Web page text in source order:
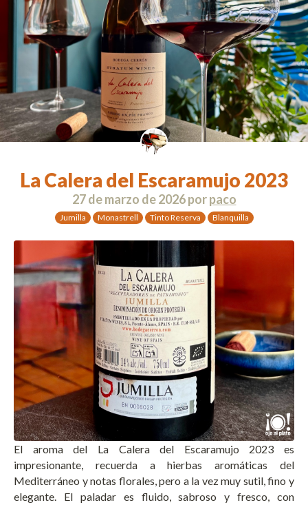
La Calera del Escaramujo 2023
27 de marzo de 2026porpaco
Jumilla Monastrell Tinto Reserva Blanquilla
El aroma del La Calera del Escaramujo 2023 es
impresionante, recuerda a hierbas aromáticas del
Mediterráneo y notas florales, pero a la vez muy sutil, fino y
elegante. El paladar es fluido, sabroso y fresco, con